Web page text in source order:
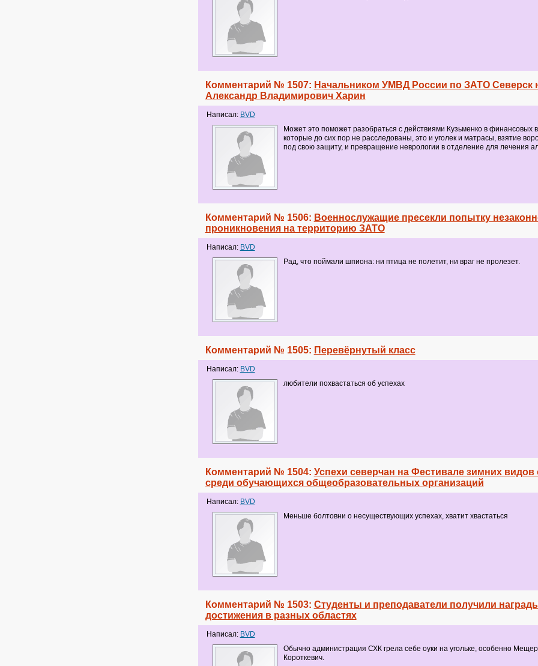
Комментарий № 1507: Начальником УМВД России по ЗАТО Северск
Александр Владимирович Харин
Написал: BVD
Может это поможет разобраться с действиями Кузьменко в финансовых
которые до сих пор не расследованы, это и уголек и матрасы, взятие
под свою защиту, и превращение неврологии в отделение для лечения
Комментарий № 1506: Военнослужащие пресекли попытку
проникновения на территорию ЗАТО
Написал: BVD
Рад, что поймали шпиона: ни птица не полетит, ни враг не пролезет.
Комментарий № 1505: Перевёрнутый класс
Написал: BVD
любители похвастаться об успехах
Комментарий № 1504: Успехи северчан на Фестивале зимних видов
среди обучающихся общеобразовательных организаций
Написал: BVD
Меньше болтовни о несуществующих успехах, хватит хвастаться
Комментарий № 1503: Студенты и преподаватели получили
достижения в разных областях
Написал: BVD
Обычно администрация СХК грела себе оуки на угольке, особенно
Короткевич.